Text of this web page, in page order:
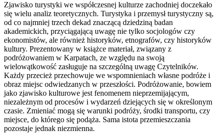
Zjawisko turystyki we współczesnej kulturze zachodniej doczekało
się wielu analiz teoretycznych. Turystyka i przemysł turystyczny są,
od co najmniej trzech dekad znaczącą dziedziną badan
akademickich, przyciągającą uwagę nie tylko socjologów czy
ekonomistów, ale również historyków, etnografów, czy historyków
kultury. Prezentowany w książce materiał, związany z
podróżowaniem w Karpatach, ze względu na swoją
wielowątkowość zasługuje na szczególną uwagę Czytelników.
Każdy przecież przechowuje we wspomnieniach własne podróże i
obraz miejsc odwiedzanych w przeszłości. Podróżowanie, bowiem
jako zjawisko kulturowe jest fenomenem nieprzemijającym,
niezależnym od procesów i wydarzeń dziejących się w określonym
czasie. Zmieniać mogą się warunki podróży, środki transportu, czy
miejsce, do którego się podąża. Sama istota przemieszczania
pozostaje jednak niezmienna.